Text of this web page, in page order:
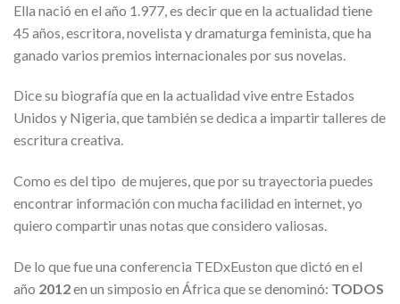
Ella nació en el año 1.977, es decir que en la actualidad tiene
45 años, escritora, novelista y dramaturga feminista, que ha
ganado varios premios internacionales por sus novelas.
Dice su biografía que en la actualidad vive entre Estados
Unidos y Nigeria, que también se dedica a impartir talleres de
escritura creativa.
Como es del tipo de mujeres, que por su trayectoria puedes
encontrar información con mucha facilidad en internet, yo
quiero compartir unas notas que considero valiosas.
De lo que fue una conferencia TEDxEuston que dictó en el
año 2012en un simposio en África que se denominó: TODOS